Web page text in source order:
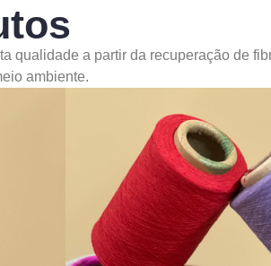
qualidade a partir da recuperação de
ambiente.